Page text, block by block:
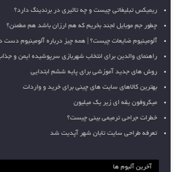
ریمیکس تبلیغاتی چیست و چه تاثیری در برندینگ دارد؟
چطور جم موبایل لجند بخریم که هم ارزان باشد هم مطمئن؟
آلومینیوم ضایعات چیست؟ | همه چیز درباره آلومینیوم دست
راهنمای والدین برای انتخاب شهربازی سرپوشیده ایمن و
روش های جدید آموزشی برای پایه ششم ابتدایی
بهترین کالاهای سایت های چینی برای خرید و واردات
میکروفون یقه ای زیر یک میلیون
خطرات جراحی ترمیمی بینی چیست؟
تعرفه طراحی سایت تابان شهر آپدیت شد
آخرین آلبوم ها